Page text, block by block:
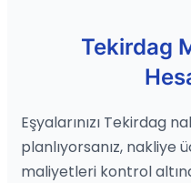
Tekirdag
Eşyalarınızı Tekirdag
planlıyorsanız, nakliye
maliyetleri kontrol